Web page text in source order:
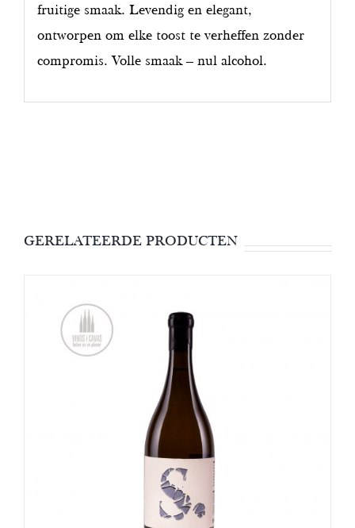
fruitige smaak. Levendig en elegant,
ontworpen om elke toost te verheffen zonder
compromis. Volle smaak – nul alcohol.
GERELATEERDE PRODUCTEN
OPTIES SELECTEREN /